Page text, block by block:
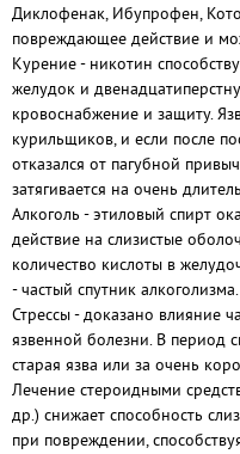
Диклофенак, Ибупрофен,
повреждающее действие и
Курение - никотин
желудок и
кровоснабжение и защиту.
курильщиков, и если после
отказался от пагубной
затягивается на очень
Алкоголь - этиловый спирт
действие на слизистые
количество кислоты в
- частый спутник алкоголизма.
Стрессы - доказано влияние
язвенной болезни. В период
старая язва или за очень
Лечение стероидными
др.) снижает способность
при повреждении,